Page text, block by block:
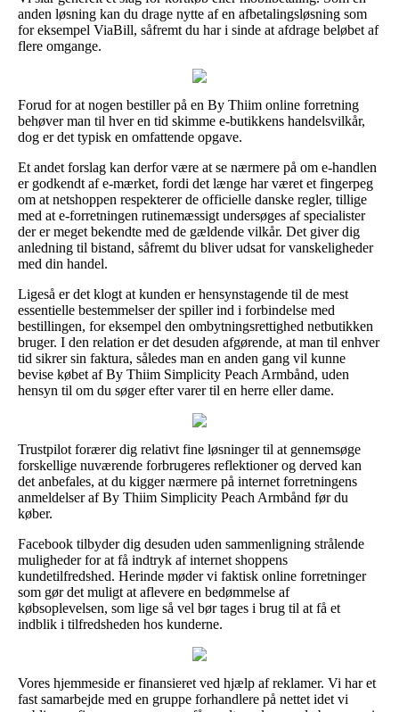
anden løsning kan du drage nytte af en afbetalingsløsning som
for eksempel ViaBill, såfremt du har i sinde at afdrage beløbet af
flere omgange.
Forud for at nogen bestiller på en By Thiim online forretning
behøver man til hver en tid skimme e-butikkens handelsvilkår,
dog er det typisk en omfattende opgave.
Et andet forslag kan derfor være at se nærmere på om e-handlen
er godkendt af e-mærket, fordi det længe har været et fingerpeg
om at netshoppen respekterer de officielle danske regler, tillige
med at e-forretningen rutinemæssigt undersøges af specialister
der er meget bekendte med de gældende vilkår. Det giver dig
anledning til bistand, såfremt du bliver udsat for vanskeligheder
med din handel.
Ligeså er det klogt at kunden er hensynstagende til de mest
essentielle bestemmelser der spiller ind i forbindelse med
bestillingen, for eksempel den ombytningsrettighed netbutikken
bruger. I den relation er det desuden afgørende, at man til enhver
tid sikrer sin faktura, således man en anden gang vil kunne
bevise købet af By Thiim Simplicity Peach Armbånd, uden
hensyn til om du søger efter varer til en herre eller dame.
Trustpilot forærer dig relativt fine løsninger til at gennemsøge
forskellige nuværende forbrugeres reflektioner og derved kan
det anbefales, at du kigger nærmere på internet forretningens
anmeldelser af By Thiim Simplicity Peach Armbånd før du
køber.
Facebook tilbyder dig desuden uden sammenligning strålende
muligheder for at få indtryk af internet shoppens
kundetilfredshed. Herinde møder vi faktisk online forretninger
som gør det muligt at aflevere en bedømmelse af
købsoplevelsen, som lige så vel bør tages i brug til at få et
indblik i tilfredsheden hos kunderne.
Vores hjemmeside er finansieret ved hjælp af reklamer. Vi har et
fast samarbejde med en gruppe forhandlere på nettet idet vi